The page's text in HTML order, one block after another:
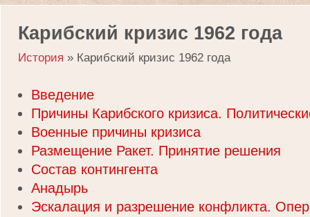
Карибский кризис 1962 года
История » Карибский кризис 1962 года
Введение
Причины Карибского кризиса.
Военные причины кризиса
Размещение Ракет. Принятие решения
Состав контингента
Анадырь
Эскалация и разрешение конфликта.